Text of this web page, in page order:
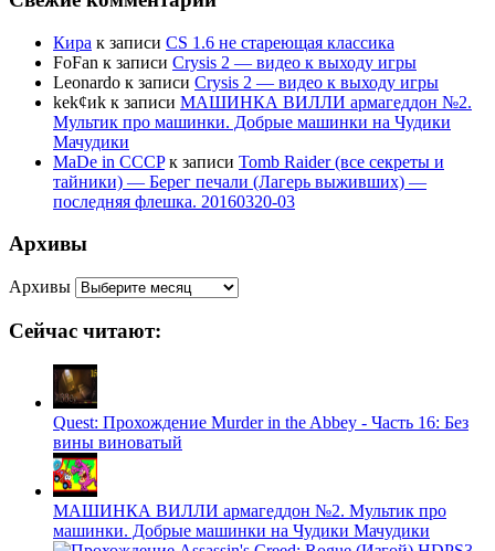
Кира к записи CS 1.6 не стареющая классика
FoFan к записи Crysis 2 — видео к выходу игры
Leonardo к записи Crysis 2 — видео к выходу игры
kek¢иk к записи МАШИНКА ВИЛЛИ армагеддон №2.
Мультик про машинки. Добрые машинки на Чудики
Мачудики
MaDe in CCCPк записи Tomb Raider (все секреты и
тайники) — Берег печали (Лагерь выживших) —
последняя флешка. 20160320-03
Архивы
Архивы
Сейчас читают:
Quest: Прохождение Murder in the Abbey - Часть 16: Без
вины виноватый
МАШИНКА ВИЛЛИ армагеддон №2. Мультик про
машинки. Добрые машинки на Чудики Мачудики